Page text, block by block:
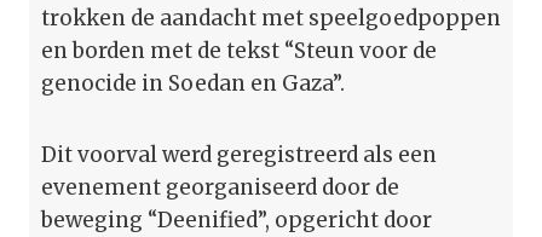
trokken de aandacht met speelgoedpoppen
en borden met de tekst “Steun voor de
genocide in Soedan en Gaza”.
Dit voorval werd geregistreerd als een
evenement georganiseerd door de
beweging “Deenified”, opgericht door